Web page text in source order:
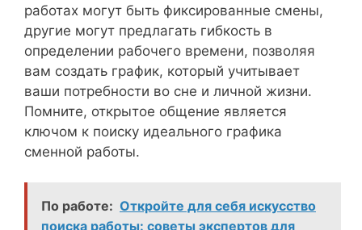
работах могут быть фиксированные смены,
другие могут предлагать гибкость в
определении рабочего времени, позволяя
вам создать график, который учитывает
ваши потребности во сне и личной жизни.
Помните, открытое общение является
ключом к поиску идеального графика
сменной работы.
По работе: Откройте для себя искусство
поиска работы: советы экспертов для